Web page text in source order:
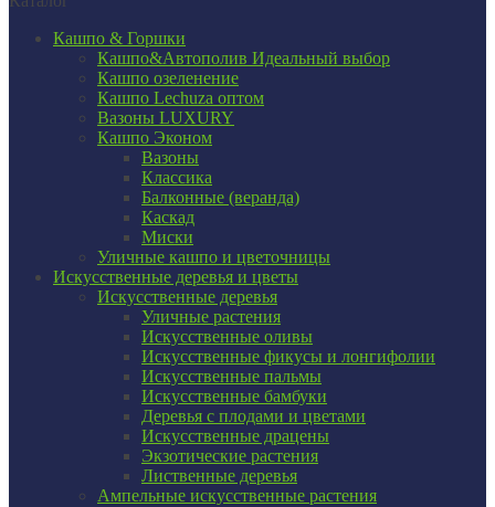
Кашпо & Горшки
Кашпо&Автополив Идеальный выбор
Кашпо озеленение
Кашпо Lechuza оптом
Вазоны LUXURY
Кашпо Эконом
Вазоны
Классика
Балконные (веранда)
Каскад
Миски
Уличные кашпо и цветочницы
Искусственные деревья и цветы
Искусственные деревья
Уличные растения
Искусственные оливы
Искусственные фикусы и лонгифолии
Искусственные пальмы
Искусственные бамбуки
Деревья с плодами и цветами
Искусственные драцены
Экзотические растения
Лиственные деревья
Ампельные искусственные растения